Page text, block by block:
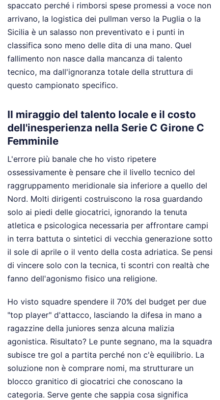
spaccato perché i rimborsi spese promessi a voce non
arrivano, la logistica dei pullman verso la Puglia o la
Sicilia è un salasso non preventivato e i punti in
classifica sono meno delle dita di una mano. Quel
fallimento non nasce dalla mancanza di talento
tecnico, ma dall'ignoranza totale della struttura di
questo campionato specifico.
Il miraggio del talento locale e il costo
dell'inesperienza nella Serie C Girone C
Femminile
L'errore più banale che ho visto ripetere
ossessivamente è pensare che il livello tecnico del
raggruppamento meridionale sia inferiore a quello del
Nord. Molti dirigenti costruiscono la rosa guardando
solo ai piedi delle giocatrici, ignorando la tenuta
atletica e psicologica necessaria per affrontare campi
in terra battuta o sintetici di vecchia generazione sotto
il sole di aprile o il vento della costa adriatica. Se pensi
di vincere solo con la tecnica, ti scontri con realtà che
fanno dell'agonismo fisico una religione.
Ho visto squadre spendere il 70% del budget per due
"top player" d'attacco, lasciando la difesa in mano a
ragazzine della juniores senza alcuna malizia
agonistica. Risultato? Le punte segnano, ma la squadra
subisce tre gol a partita perché non c'è equilibrio. La
soluzione non è comprare nomi, ma strutturare un
blocco granitico di giocatrici che conoscano la
categoria. Serve gente che sappia cosa significa